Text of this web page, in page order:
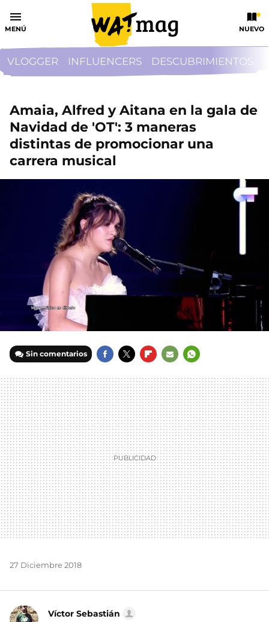
MENÚ NUEVO
VLOGGER INFLUENCERS DESCUBRIMIENTOS
Amaia, Alfred y Aitana en la gala de
Navidad de 'OT': 3 maneras
distintas de promocionar una
carrera musical
Sin comentarios
MAIL
27 Diciembre 2018
Víctor Sebastián